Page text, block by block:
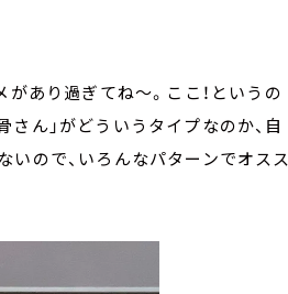
あり過ぎてね～。ここ！というの
ん」がどういうタイプなのか、自
いので、いろんなパターンでオスス